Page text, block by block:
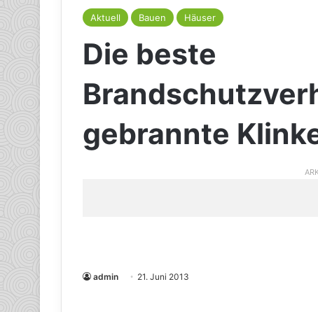
Aktuell Bauen Häuser
Die beste
gebrannte
admin 21. Juni 2013